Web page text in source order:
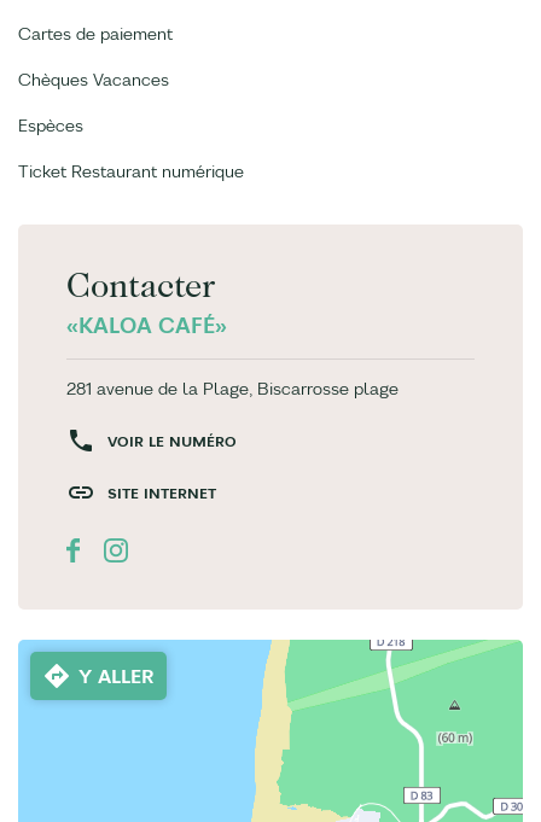
Cartes de paiement
Chèques Vacances
Espèces
Ticket Restaurant numérique
Contacter
«KALOA CAFÉ»
281 avenue de la Plage, Biscarrosse plage
VOIR LE NUMÉRO
SITE INTERNET
Y ALLER